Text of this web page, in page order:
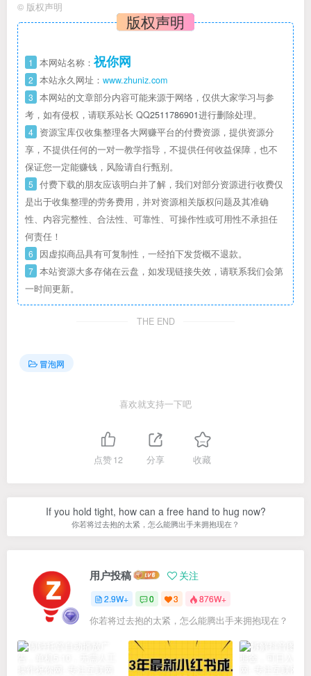
© 版权声明
版权声明
1 本网站名称： 祝你网
2 本站永久网址： www.zhuniz.com
3 本网站的文章部分内容可能来源于网络，仅供大家学习与参
考，如有侵权，请联系站长 QQ2511786901进行删除处理。
4 资源宝库仅收集整理各大网赚平台的付费资源，提供资源分
享，不提供任何的一对一教学指导，不提供任何收益保障，也不
保证您一定能赚钱，风险请自行甄别。
5 付费下载的朋友应该明白并了解，我们对部分资源进行收费仅
是出于收集整理的劳务费用，并对资源相关版权问题及其准确
性、内容完整性、合法性、可靠性、可操作性或可用性不承担任
何责任！
6 因虚拟商品具有可复制性，一经拍下发货概不退款。
7 本站资源大多存储在云盘，如发现链接失效，请联系我们会第
一时间更新。
THE END
冒泡网
喜欢就支持一下吧
点赞12 分享 收藏
If you hold tight, how can a free hand to hug now?
你若将过去抱的太紧，怎么能腾出手来拥抱现在？
用户投稿 关注
2.9W+ 0 3 876W+
你若将过去抱的太紧，怎么能腾出手来拥抱现在？